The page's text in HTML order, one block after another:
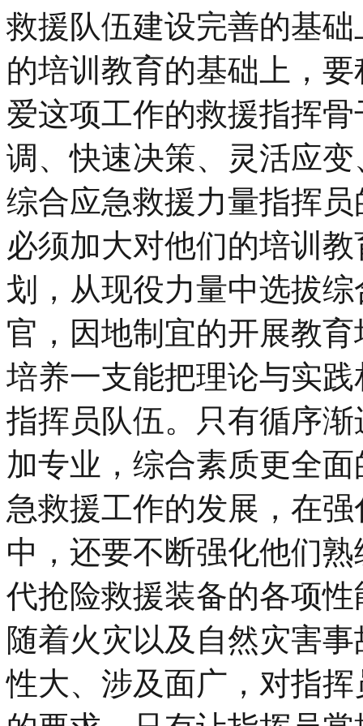
救援队伍建设完善的基
的培训教育的基础上，
爱这项工作的救援指挥
调、快速决策、灵活应
综合应急救援力量指挥
必须加大对他们的培训
划，从现役力量中选拔
官，因地制宜的开展教
培养一支能把理论与实
指挥员队伍。只有循序
加专业，综合素质更全
急救援工作的发展，在
中，还要不断强化他们
代抢险救援装备的各项
随着火灾以及自然灾害
性大、涉及面广，对指